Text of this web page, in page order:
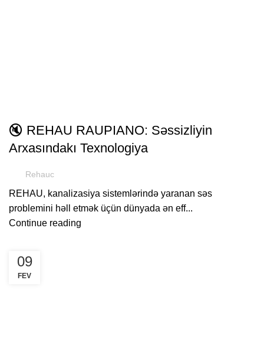
🔇 REHAU RAUPIANO: Səssizliyin
Arxasındakı Texnologiya
Rehauc
REHAU, kanalizasiya sistemlərində yaranan səs
problemini həll etmək üçün dünyada ən eff...
Continue reading
09
FEV